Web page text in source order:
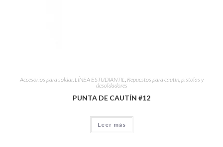
Accesorios para soldar, LÍNEA ESTUDIANTIL, Repuestos para cautín, pistolas y
desoldadores
PUNTA DE CAUTÍN #12
Leer más